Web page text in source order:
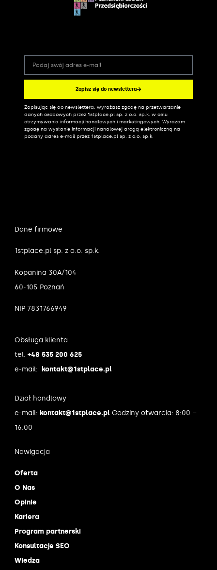
Zapisz się do newslettera
Alternative:
Zapisując się do newslettera, wyrażasz zgodę na przetwarzanie
danych osobowych przez 1stplace.pl sp. z o.o. sp.k. w celu
otrzymywania informacji handlowych i marketingowych. Wyrażam
zgodę na wysłanie informacji handlowej drogą elektroniczną na
podany adres e-mail przez 1stplace.pl sp. z o.o. sp.k.
Dane firmowe
1stplace.pl sp. z o.o. sp.k.
Kopanina 30A/104
60-105 Poznań
NIP 7831766949
Obsługa klienta
tel. +48 535 200 625
e-mail:
kontakt@1stplace.pl
Dział handlowy
e-mail: kontakt@1stplace.pl Godziny otwarcia: 8:00 –
16:00
Nawigacja
Oferta
O Nas
Opinie
Kariera
Program partnerski
Konsultacje SEO
Wiedza